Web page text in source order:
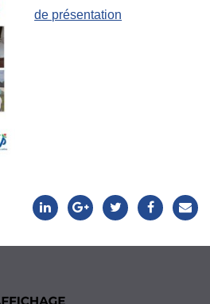
de présentation